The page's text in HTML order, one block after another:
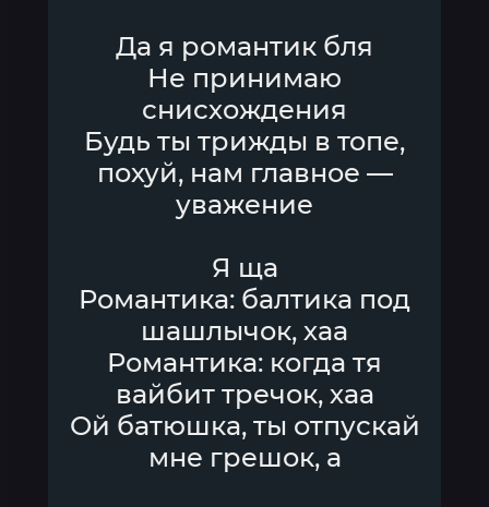
Да я романтик бля
Не принимаю
снисхождения
Будь ты трижды в топе,
похуй, нам главное —
уважение
Я ща
Романтика: балтика под
шашлычок, хаа
Романтика: когда тя
вайбит тречок, хаа
Ой батюшка, ты отпускай
мне грешок, а